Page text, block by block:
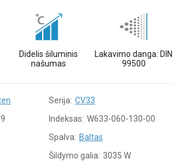
Didelis šiluminis
našumas
Lakavimo danga: DIN
99500
Serija: CV33
Indeksas: W633-060-130-00
Spalva: Baltas
Šildymo galia: 3035 W